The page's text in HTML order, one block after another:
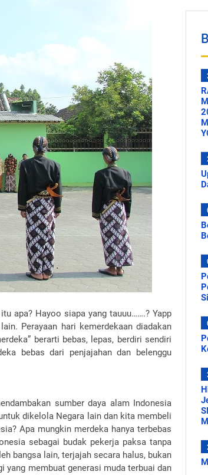
apa? Hayoo siapa yang tauuu…….? Yapp
Perayaan hari kemerdekaan diadakan
berarti bebas, lepas, berdiri sendiri
bebas dari penjajahan dan belenggu
sumber daya alam Indonesia
dikelola Negara lain dan kita membeli
Apa mungkin merdeka hanya terbebas
sebagai budak pekerja paksa tanpa
bangsa lain, terjajah secara halus, bukan
membuat generasi muda terbuai dan